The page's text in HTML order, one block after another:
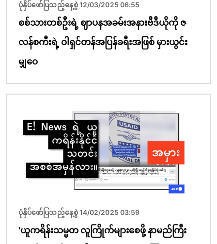
ပုံနှိပ်ဖော်ပြသည့်နေ့စွဲ 12/03/2025 06:55
စစ်သားတစ်ဦးရဲ့ ဈာပနအခမ်းအနားဗီဒီယိုကို ဇ
လန်စကီးရဲ့ ဝါရှင်တန်အပြန်ခရီးအဖြစ် မှားယွင်း
မျှဝေ
ပုံနှိပ်ဖော်ပြသည့်နေ့စွဲ 14/02/2025 03:59
'ယူကရိန်းသမ္မတ လူကြိုက်များစေဖို့ နာမည်ကြီး